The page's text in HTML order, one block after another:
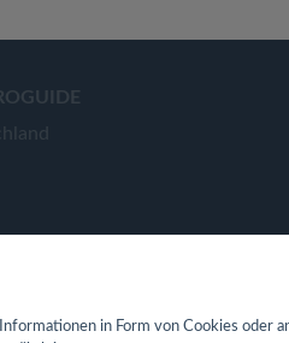
in Form von Cookies oder